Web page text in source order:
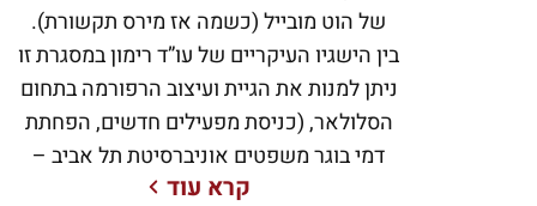
של הוט מובייל (כשמה אז מירס תקשורת).
בין הישגיו העיקריים של עו”ד רימון במסגרת זו
ניתן למנות את הגיית ועיצוב הרפורמה בתחום
הסלולאר, (כניסת מפעילים חדשים, הפחתת
דמי בוגר משפטים אוניברסיטת תל אביב –
קרא עוד